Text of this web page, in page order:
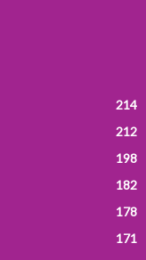
214
212
198
182
178
171